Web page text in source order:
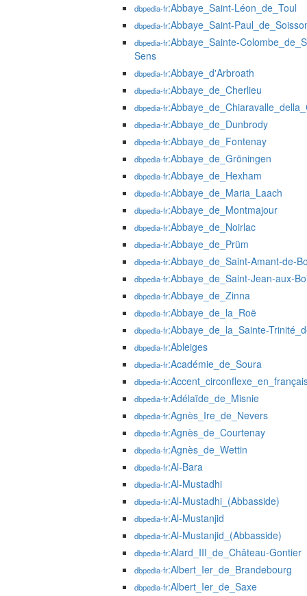
dbpedia-fr:Abbaye_Saint-Léon_de_Toul
dbpedia-fr:Abbaye_Saint-
dbpedia-fr:Abbaye_Sainte-
Sens
dbpedia-fr:Abbaye_d'Arbroath
dbpedia-fr:Abbaye_de_Cherlieu
dbpedia-fr
dbpedia-fr:Abbaye_de_Dunbrody
dbpedia-fr:Abbaye_de_Fontenay
dbpedia-fr:Abbaye_de_Gröningen
dbpedia-fr:Abbaye_de_Hexham
dbpedia-fr:Abbaye_de_Maria_Laach
dbpedia-fr:Abbaye_de_Montmajour
dbpedia-fr:Abbaye_de_Noirlac
dbpedia-fr:Abbaye_de_Prüm
dbpedia-fr:Abbaye_de_Saint-Amant-de-
dbpedia-fr:Abbaye_de_Saint-Jean-aux-
dbpedia-fr:Abbaye_de_Zinna
dbpedia-fr:Abbaye_de_la_Roë
dbpedia-fr:Abbaye_de_la_Sainte-
dbpedia-fr:Ableiges
dbpedia-fr:Académie_de_Soura
dbpedia-fr
dbpedia-fr:Adélaïde_de_Misnie
dbpedia-fr:Agnès_Ire_de_Nevers
dbpedia-fr:Agnès_de_Courtenay
dbpedia-fr:Agnès_de_Wettin
dbpedia-fr:Al-Bara
dbpedia-fr:Al-Mustadhi
dbpedia-fr:Al-Mustadhi_(Abbasside)
dbpedia-fr:Al-Mustanjid
dbpedia-fr:Al-Mustanjid_(Abbasside)
dbpedia-fr:Alard_III_de_Château-Gontier
dbpedia-fr:Albert_Ier_de_Brandebourg
dbpedia-fr:Albert_Ier_de_Saxe